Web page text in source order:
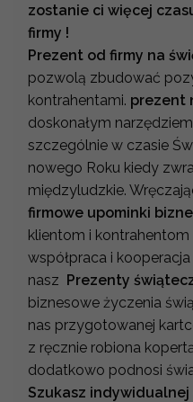
zostanie ci więcej
firmy !
Prezent od firmy na
pozwolą zbudować
kontrahentami. prezent
doskonałym
szczególnie w czasie
nowego Roku kiedy
międzyludzkie.
firmowe upominki
klientom i
współpraca i
nasz Prezenty
biznesowe życzenia
nas przygotowanej
z ręcznie robiona
dodatkowo podnosi
Szukasz